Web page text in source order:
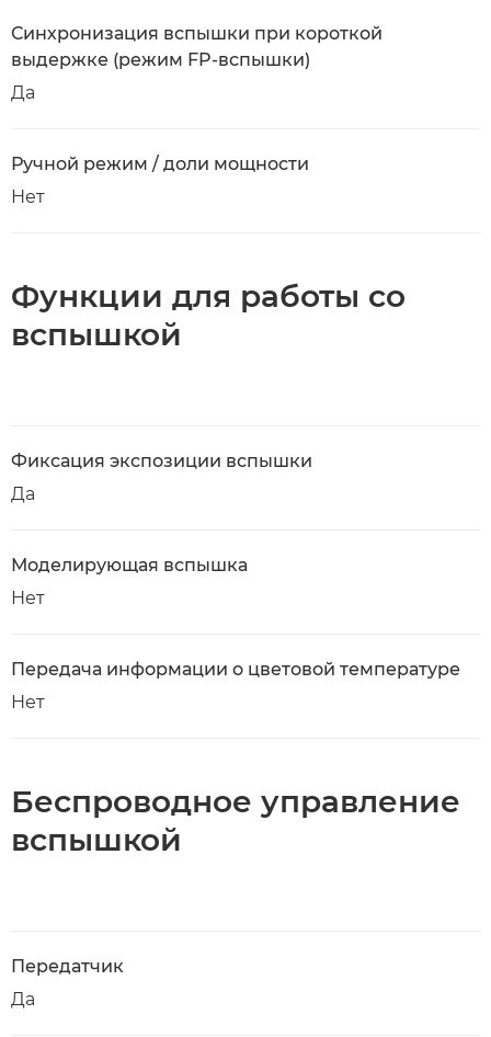
Синхронизация вспышки при короткой
выдержке (режим FP-вспышки)
Да
Ручной режим / доли мощности
Нет
Функции для работы со
вспышкой
Фиксация экспозиции вспышки
Да
Моделирующая вспышка
Нет
Передача информации о цветовой температуре
Нет
Беспроводное управление
вспышкой
Передатчик
Да